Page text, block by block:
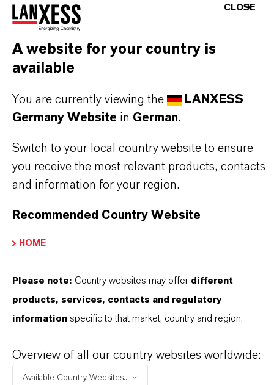
DARUMLANXESS!
Als führendes Spezialchemieunternehmen bieten
wir weit mehr als nur hochwertige Produkte: Wir
stehen für Zuverlässigkeit, Innovationskraft und
partnerschaftliches Denken. Im Mittelpunkt
unseres Handelns stehen jedoch Sie: unsere
maßgeschneiderten Lösungen, globaler Präsenz
IM MITTELPUNKT STEHEN SIE: UNSERE
11 Gründe, warum LANXESS der richtige
CLOSE
A website for your country is
available
You are currently viewing the
LANXESS
Germany Website in German.
Switch to your local country website to ensure
you receive the most relevant products, contacts
and information for your region.
Recommended Country Website
HOME
Please note: Country websites may offer different
products, services, contacts and regulatory
information specific to that market, country and region.
Overview of all our country websites worldwide:
Available Country Websites...